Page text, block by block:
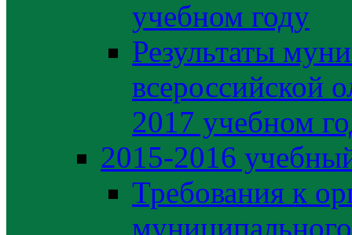
учебном году
Результаты
всероссийской
2017 учебном
2015-2016
Требования к